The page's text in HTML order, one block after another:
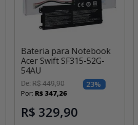
Bateria para Notebook
Acer Swift SF315-52G-
54AU
De:R$449,90 23%
Por: R$ 347,26
R$ 329,90